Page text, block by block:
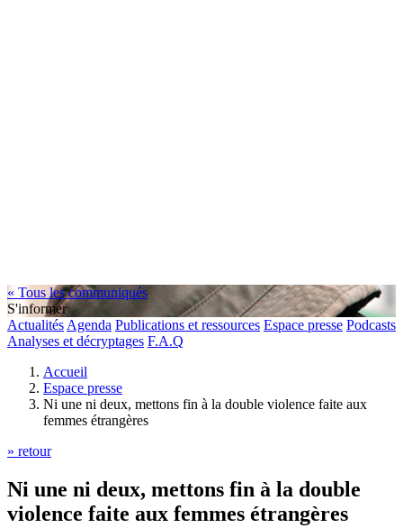
« Tous les communiqués
S'informer
Actualités Agenda Publications et ressources Espace presse Podcasts
Analyses et décryptages F.A.Q
Accueil
Espace presse
Ni une ni deux, mettons fin à la double violence faite aux
femmes étrangères
» retour
Ni une ni deux, mettons fin à la double
violence faite aux femmes étrangères